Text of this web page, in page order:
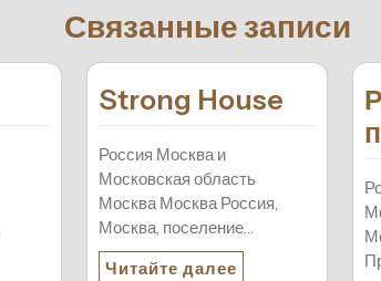
Связанные записи
Strong House
Россия Москва и
Московская область
Москва Москва Россия,
Москва, поселение…
Читайте далее